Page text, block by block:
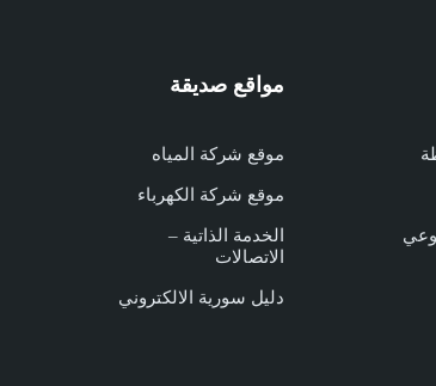
مواقع صديقة
موقع شركة المياه
موقع شركة الكهرباء
الخدمة الذاتية –
الاتصالات
دليل سورية الالكتروني